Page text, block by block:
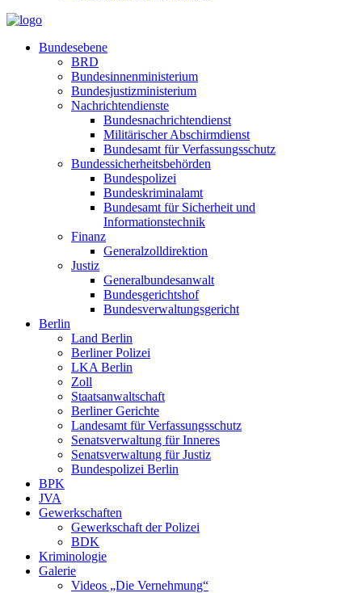
Bundesebene
BRD
Bundesinnenministerium
Bundesjustizministerium
Nachrichtendienste
Bundesnachrichtendienst
Militärischer Abschirmdienst
Bundesamt für Verfassungsschutz
Bundessicherheitsbehörden
Bundespolizei
Bundeskriminalamt
Bundesamt für Sicherheit und
Informationstechnik
Finanz
Generalzolldirektion
Justiz
Generalbundesanwalt
Bundesgerichtshof
Bundesverwaltungsgericht
Berlin
Land Berlin
Berliner Polizei
LKA Berlin
Zoll
Staatsanwaltschaft
Berliner Gerichte
Landesamt für Verfassungsschutz
Senatsverwaltung für Inneres
Senatsverwaltung für Justiz
Bundespolizei Berlin
BPK
JVA
Gewerkschaften
Gewerkschaft der Polizei
BDK
Kriminologie
Galerie
Videos „Die Vernehmung“